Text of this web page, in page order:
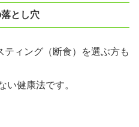
とし穴
ィング（断食）を選ぶ方も
い健康法です。